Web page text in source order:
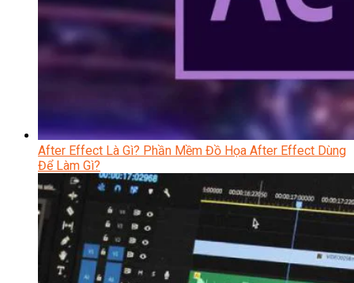
After Effect Là Gì? Phần Mềm Đồ Họa After Effect Dùng
Để Làm Gì?